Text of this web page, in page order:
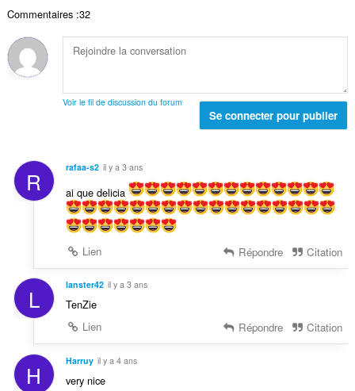
Commentaires :32
Voir le fil de discussion du forum
Se connecter pour publier
R rafaa-s2 il y a 3 ans
ai que delicia
Lien Répondre Citation
L lanster42 il y a 3 ans
TenZie
Lien
Répondre Citation
H Harruy il y a 4 ans
very nice